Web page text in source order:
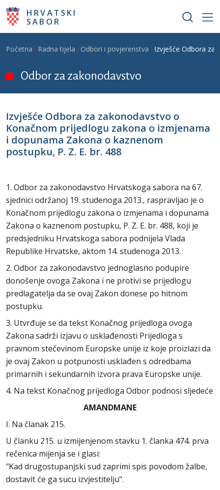
Skoči na glavni sadržaj
HRVATSKI
SABOR
Breadcrumb
Početna Radna tijela Odbori i povjerenstva Izvješće Odbora za
Odbor za zakonodavstvo
Izvješće Odbora za zakonodavstvo o
Konačnom prijedlogu zakona o izmjenama
i dopunama Zakona o kaznenom
postupku, P. Z. E. br. 488
1. Odbor za zakonodavstvo Hrvatskoga sabora na 67.
sjednici održanoj 19. studenoga 2013., raspravljao je o
Konačnom prijedlogu zakona o izmjenama i dopunama
Zakona o kaznenom postupku, P. Z. E. br. 488, koji je
predsjedniku Hrvatskoga sabora podnijela Vlada
Republike Hrvatske, aktom 14. studenoga 2013.
2. Odbor za zakonodavstvo jednoglasno podupire
donošenje ovoga Zakona i ne protivi se prijedlogu
predlagatelja da se ovaj Zakon donese po hitnom
postupku.
3. Utvrđuje se da tekst Konačnog prijedloga ovoga
Zakona sadrži izjavu o usklađenosti Prijedloga s
pravnom stečevinom Europske unije iz koje proizlazi da
je ovaj Zakon u potpunosti usklađen s odredbama
primarnih i sekundarnih izvora prava Europske unije.
4. Na tekst Konačnog prijedloga Odbor podnosi sljedeće
AMANDMANE
I. Na članak 215.
U članku 215. u izmijenjenom stavku 1. članka 474. prva
rečenica mijenja se i glasi:
"Kad drugostupanjski sud zaprimi spis povodom žalbe,
dostavit će ga sucu izvjestitelju".